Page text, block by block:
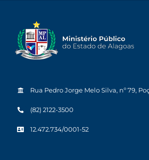
Rua Pedro Jorge Melo Silva, nº 79,
(82) 2122-3500
12.472.734/0001-52